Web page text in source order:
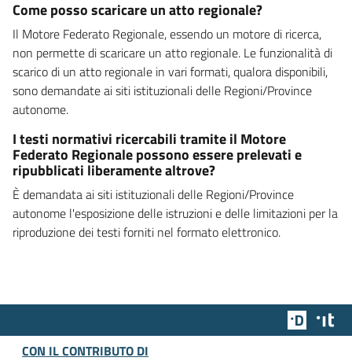
Come posso scaricare un atto regionale?
Il Motore Federato Regionale, essendo un motore di ricerca,
non permette di scaricare un atto regionale. Le funzionalità di
scarico di un atto regionale in vari formati, qualora disponibili,
sono demandate ai siti istituzionali delle Regioni/Province
autonome.
I testi normativi ricercabili tramite il Motore
Federato Regionale possono essere prelevati e
ripubblicati liberamente altrove?
È demandata ai siti istituzionali delle Regioni/Province
autonome l'esposizione delle istruzioni e delle limitazioni per la
riproduzione dei testi forniti nel formato elettronico.
Team
CON IL CONTRIBUTO DI